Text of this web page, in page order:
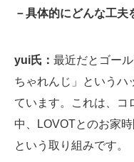
－具体的にどんな工夫
yui氏： 最近だとゴー
ちゃれんじ」というハ
ています。これは、コ
中、LOVOTとのお家
という取り組みです。